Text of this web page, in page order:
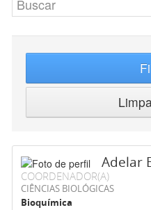
Adelar
COORDENADOR(A)
CIÊNCIAS BIOLÓGICAS
Bioquímica